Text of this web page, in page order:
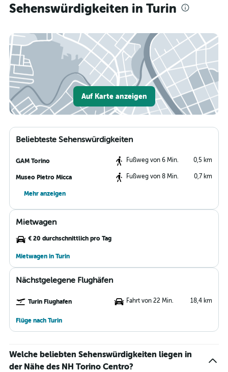
Sehenswürdigkeiten in Turin
Auf Karte anzeigen
Beliebteste Sehenswürdigkeiten
GAM Torino Fußweg von 6 Min. 0,5 km
Museo Pietro Micca Fußweg von 8 Min. 0,7 km
Mehr anzeigen
Mietwagen
€ 20 durchschnittlich pro Tag
Mietwagen in Turin
Nächstgelegene Flughäfen
Turin Flughafen Fahrt von 22 Min. 18,4 km
Flüge nach Turin
Welche beliebten Sehenswürdigkeiten liegen in
der Nähe des NH Torino Centro?